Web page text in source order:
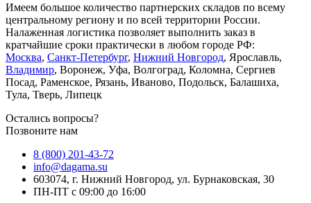
Имеем большое количество партнерских складов по всему
центральному региону и по всей территории России.
Налаженная логистика позволяет выполнить заказ в
кратчайшие сроки практически в любом городе РФ:
Москва, Санкт-Петербург, Нижний Новгород, Ярославль,
Владимир, Воронеж, Уфа, Волгоград, Коломна, Сергиев
Посад, Раменское, Рязань, Иваново, Подольск, Балашиха,
Тула, Тверь, Липецк
Остались вопросы?
Позвоните нам
8 (800) 201-43-72
info@dagama.su
603074, г. Нижний Новгород, ул. Бурнаковская, 30
ПН-ПТ с 09:00 до 16:00